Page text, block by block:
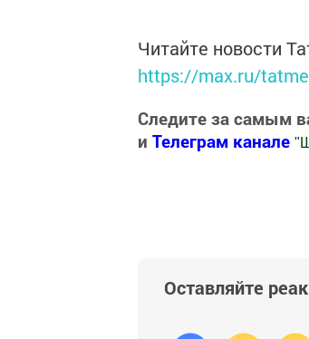
Читайте новости
https://max.ru/
Следите за самым
и Телеграм канале "
Оставляйте